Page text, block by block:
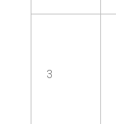
3